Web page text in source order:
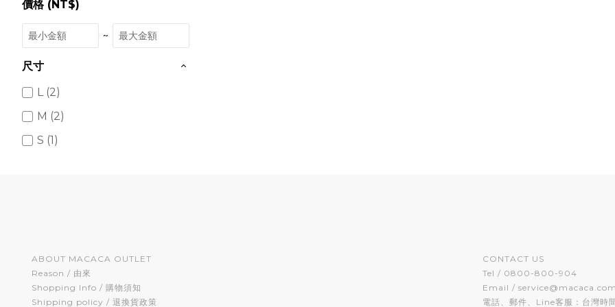
價格 (NT$)
~
尺寸
L (2)
M (2)
S (1)
ABOUT MACACA OUTLET
Reason / 由來
Shopping Info / 購物須知
Shipping policy / 退換貨政策
CONTACT US
Tel / 0800-800-904
Email /
電話、郵件、Line客服：台灣時